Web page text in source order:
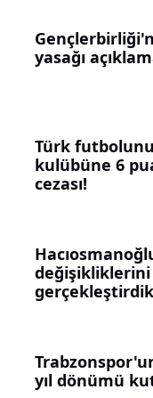
yasağı
Türk
kulübüne 6
cezası!
değişikliklerini
yıl dönümü